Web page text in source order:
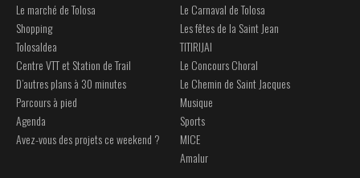
Le marché de Tolosa
Shopping
Tolosaldea
Centre VTT et Station de Trail
D’autres plans à 30 minutes
Parcours à pied
Agenda
Avez-vous des projets ce weekend ?
Le Carnaval de Tolosa
Les fêtes de la Saint Jean
TITIRIJAI
Le Concours Choral
Le Chemin de Saint Jacques
Musique
Sports
MICE
Amalur